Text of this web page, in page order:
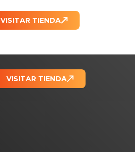
VISITAR TIENDA
VISITAR TIENDA